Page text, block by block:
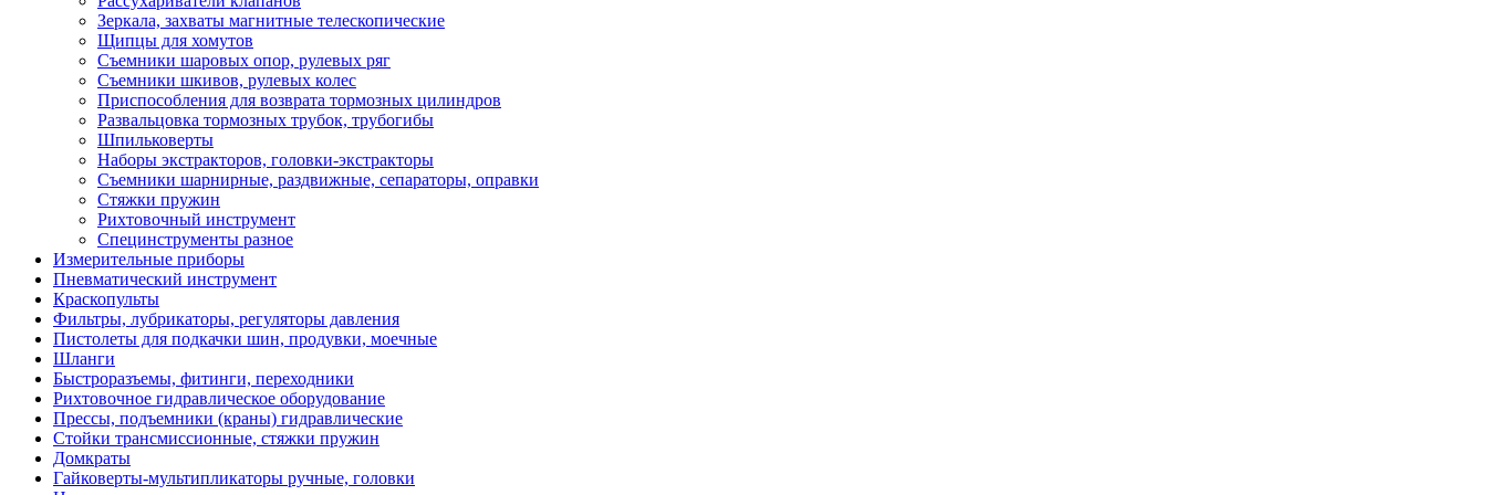
Зеркала, захваты магнитные телескопические
Щипцы для хомутов
Съемники шаровых опор, рулевых ряг
Съемники шкивов, рулевых колес
Приспособления для возврата тормозных цилиндров
Развальцовка тормозных трубок, трубогибы
Шпильковерты
Наборы экстракторов, головки-экстракторы
Съемники шарнирные, раздвижные, сепараторы, оправки
Стяжки пружин
Рихтовочный инструмент
Специнструменты разное
Измерительные приборы
Пневматический инструмент
Краскопульты
Фильтры, лубрикаторы, регуляторы давления
Пистолеты для подкачки шин, продувки, моечные
Шланги
Быстроразъемы, фитинги, переходники
Рихтовочное гидравлическое оборудование
Прессы, подъемники (краны) гидравлические
Стойки трансмиссионные, стяжки пружин
Домкраты
Гайковерты-мультипликаторы ручные, головки